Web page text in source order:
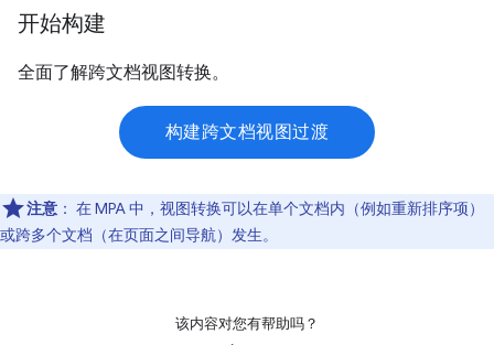
开始构建
全面了解跨文档视图转换。
构建跨文档视图过渡
注意 ： 在 MPA 中，视图转换可以在单个文档内（例如重新排序项）
或跨多个文档（在页面之间导航）发生。
该内容对您有帮助吗？